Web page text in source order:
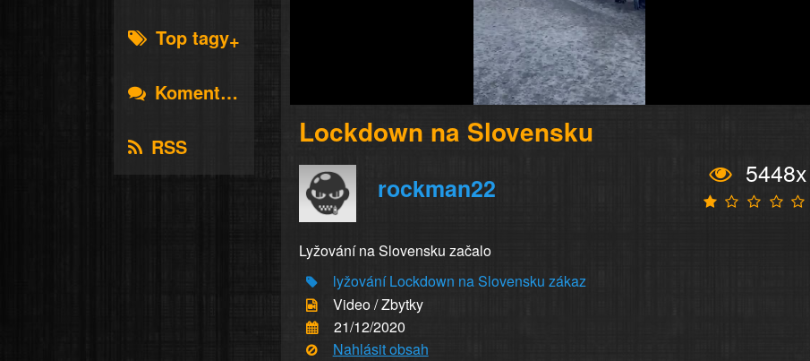
Top tagy
Komentáře
RSS
Video
Lockdown na Slovensku
rockman22
5448x
Lyžování na Slovensku začalo
lyžování Lockdown na Slovensku zákaz
Video / Zbytky
21/12/2020
Nahlásit obsah